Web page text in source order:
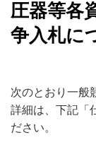
圧器等各
争入札に
次のとおり一般
詳細は、下記「
ださい。